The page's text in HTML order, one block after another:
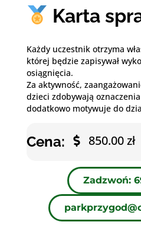
Karta
Każdy uczestnik otrzyma
której będzie zapisywał
osiągnięcia.
Za aktywność,
dzieci zdobywają
dodatkowo motywuje do
Cena: 850.00 zł
Zadzwoń: